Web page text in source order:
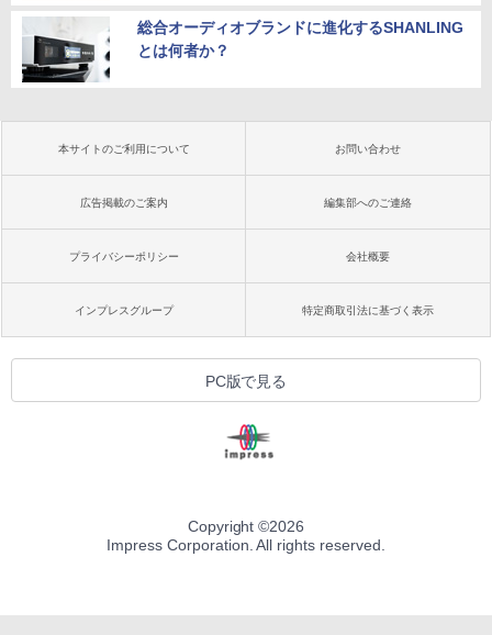
総合オーディオブランドに進化するSHANLING
とは何者か？
本サイトのご利用について お問い合わせ
広告掲載のご案内 編集部へのご連絡
プライバシーポリシー 会社概要
インプレスグループ 特定商取引法に基づく表示
PC版で見る
Copyright ©2026
Impress Corporation. All rights reserved.